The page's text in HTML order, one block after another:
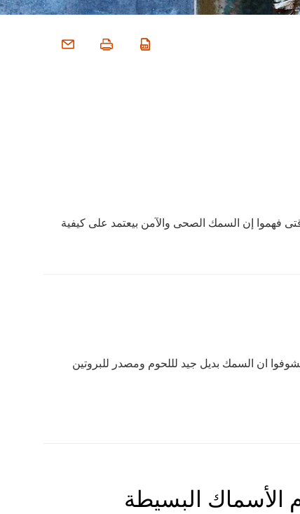
فهموا إن السمك الصحى والآمن بيعتمد على كيفية
ان السمك بديل جيد لللحوم ومصدر للبروتين
الأسماك البسيطة